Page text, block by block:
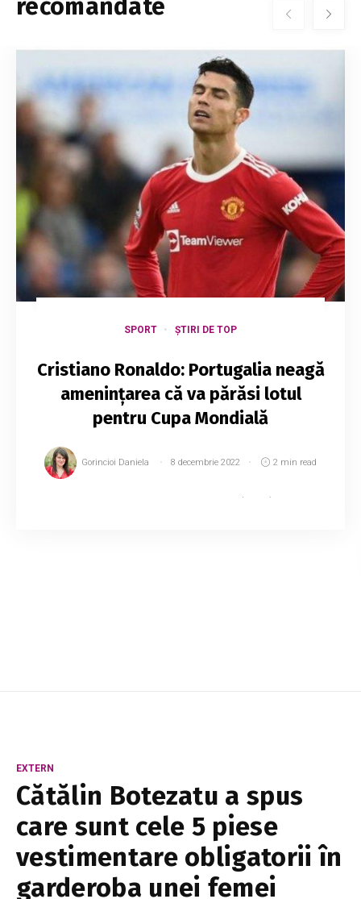
recomandate
SPORT ȘTIRI DE TOP
Cristiano Ronaldo: Portugalia neagă
amenințarea că va părăsi lotul
pentru Cupa Mondială
Gorincioi Daniela 8 decembrie 2022 2 min read
care sunt cele 5 piese
vestimentare obligatorii în
garderoba unei femei